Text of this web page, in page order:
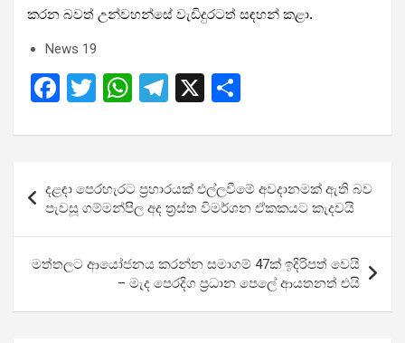
කරන බවත් උන්වහන්සේ වැඩිදුරටත් සඳහන් කළා.
News 19
F
ce
o
o
k
T
tt
er
W
at
s
A
p
p
T
e
gr
a
m
X
ar
e
navigation
දළඳා පෙරහැරට ප්‍රහාරයක් එල්ලවීමේ අවදානමක් ඇති බව
පැවසූ ගම්මන්පිල අද ත්‍රස්ත විමර්ශන ඒකකයට කැදවයි
මත්තලට ආයෝජනය කරන්න සමාගම් 47ක් ඉදිරිපත් වෙයි
– මැද පෙරදිග ප්‍රධාන පෙලේ ආයතනත් එයි